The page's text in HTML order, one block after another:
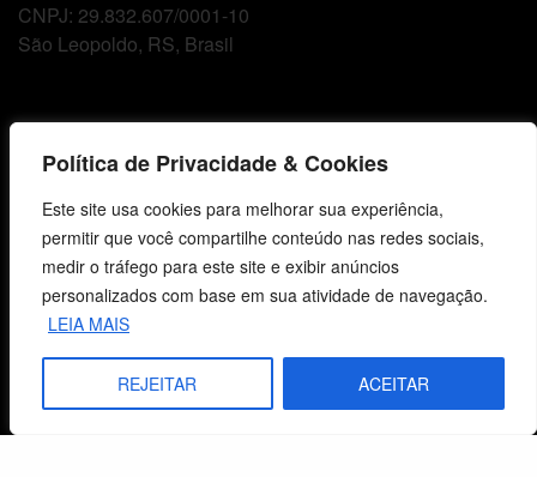
Política de Privacidade & Cookies
Este site usa cookies para melhorar sua experiência,
permitir que você compartilhe conteúdo nas redes sociais,
medir o tráfego para este site e exibir anúncios
personalizados com base em sua atividade de navegação.
LEIA MAIS
REJEITAR ACEITAR
CNPJ: 29.832.607/0001-10
São Leopoldo, RS, Brasil
Fale Conosco
vendas@cebi.org.br
comunicacao@cebi.org.br
WhatsApp / Vendas
+55 (51) 99734-4518
WhatsApp / Comunicação
+55 (51) 99799-3041